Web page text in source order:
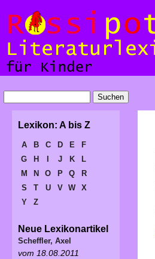
Lexikon: A bis Z
A B C D E
F
G
H J K
L
M
N O P Q
R
S
T U V W
X
Y
Z
Neue Lexikonartikel
Scheffler, Axel
vom 18.08.2011